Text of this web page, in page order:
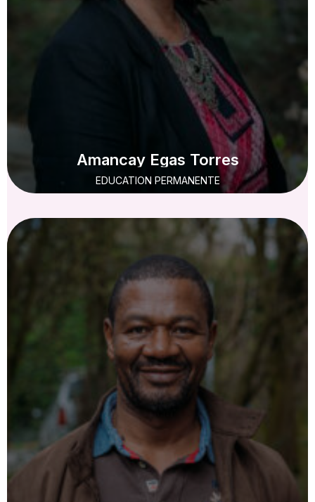
Amancay Egas Torres
EDUCATION PERMANENTE